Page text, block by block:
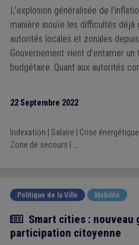
L’explosion généralisée de
manière inouïe les difficultés déjà
autorités locales et zonales
Gouvernement vient d’entamer
budgétaire. Quant aux autorités
sécurité au niveau local. Et, si les
majorité des communes et des
22 Septembre 2022
Indexation Salaire Crise énergétique
Zone de secours
...
Politique de la Ville Mobilité
Actualité
Smart cities : nouveau
participation citoyenne